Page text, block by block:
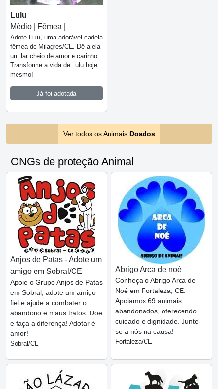
Lulu
Médio | Fêmea |
Adote Lulu, uma adorável cadela
fêmea de Milagres/CE. Dê a ela
um lar cheio de amor e carinho.
Transforme a vida de Lulu hoje
mesmo!
Já foi adotada
Ver todos os Animais Doados
ONGs de proteção Animal
Anjos de Patas - Adote um
amigo em Sobral/CE
Apoie o Grupo Anjos de Patas
em Sobral, adote um amigo
fiel e ajude a combater o
abandono e maus tratos. Doe
e faça a diferença! Adotar é
amor!
Sobral/CE
Abrigo Arca de noé
Conheça o Abrigo Arca de
Noé em Fortaleza, CE.
Apoiamos 69 animais
abandonados, oferecendo
cuidado e dignidade. Junte-
se a nós na causa!
Fortaleza/CE